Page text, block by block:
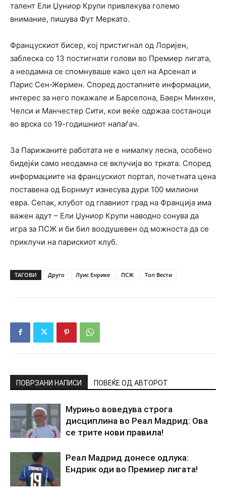
талент Ели Џуниор Крупи привлекува големо
внимание, пишува Фут Меркато.
Францускиот бисер, кој пристигнал од Лоријен,
заблеска со 13 постигнати голови во Премиер лигата,
а неодамна се спомнуваше како цел на Арсенал и
Парис Сен-Жермен. Според достапните информации,
интерес за него покажале и Барселона, Баерн Минхен,
Челси и Манчестер Сити, кои веќе одржаа состаноци
во врска со 19-годишниот напаѓач.
За Парижаните работата не е нималку лесна, особено
бидејќи само неодамна се вклучија во трката. Според
информациите на францускиот портал, почетната цена
поставена од Борнмут изнесува дури 100 милиони
евра. Сепак, клубот од главниот град на Франција има
важен адут – Ели Џуниор Крупи наводно сонува да
игра за ПСЖ и би бил воодушевен од можноста да се
приклучи на парискиот клуб.
ТАГОВИ Друго Луис Енрике ПСЖ Топ Вести
ПОВРЗАНИ НАПИСИ ПОВЕЌЕ ОД АВТОРОТ
Мурињо воведува строга
дисциплина во Реал Мадрид: Ова
се трите нови правила!
Реал Мадрид донесе одлука:
Ендрик оди во Премиер лигата!